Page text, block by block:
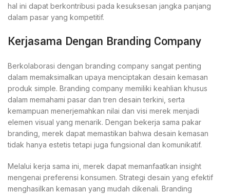
hal ini dapat berkontribusi pada kesuksesan jangka panjang
dalam pasar yang kompetitif.
Kerjasama Dengan Branding Company
Berkolaborasi dengan branding company sangat penting
dalam memaksimalkan upaya menciptakan desain kemasan
produk simple. Branding company memiliki keahlian khusus
dalam memahami pasar dan tren desain terkini, serta
kemampuan menerjemahkan nilai dan visi merek menjadi
elemen visual yang menarik. Dengan bekerja sama pakar
branding, merek dapat memastikan bahwa desain kemasan
tidak hanya estetis tetapi juga fungsional dan komunikatif.
Melalui kerja sama ini, merek dapat memanfaatkan insight
mengenai preferensi konsumen. Strategi desain yang efektif
menghasilkan kemasan yang mudah dikenali. Branding